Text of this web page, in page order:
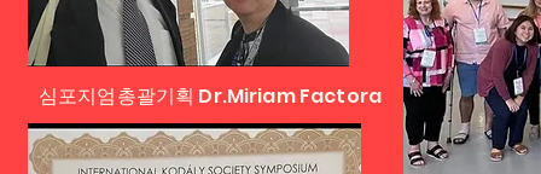
심포지엄총괄기획 Dr.Miriam Factora